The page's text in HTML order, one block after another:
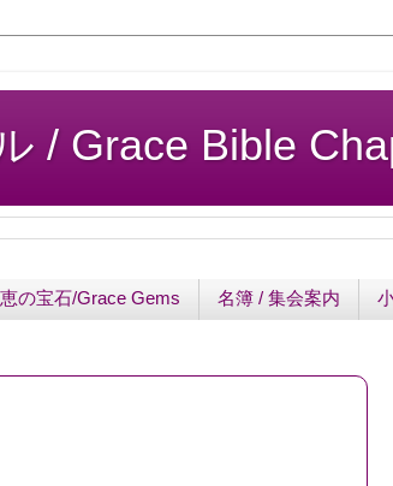
/ Grace Bible
恵の宝石/Grace Gems 名簿 / 集会案内